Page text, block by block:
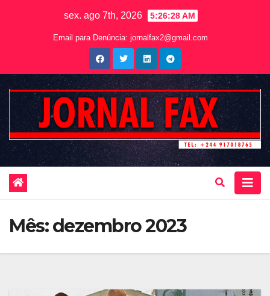
sex. ago 7th, 2026 5:26:30 AM
Email para Denúncia: jornalfax2@gmail.com
Mês:dezembro 2023